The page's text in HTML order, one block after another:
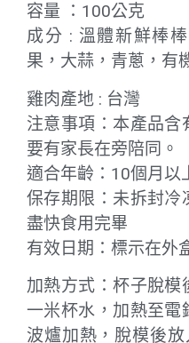
容量 ：100公克
成分 : 溫體新鮮棒
果，大蒜，青蔥，有
雞肉產地 : 台灣
注意事項：本產品
要有家長在旁陪同。
適合年齡：10個月以
保存期限：未拆封冷
盡快食用完畢
有效日期：標示在外
加熱方式：杯子脫模
一米杯水，加熱至電
波爐加熱，脫模後